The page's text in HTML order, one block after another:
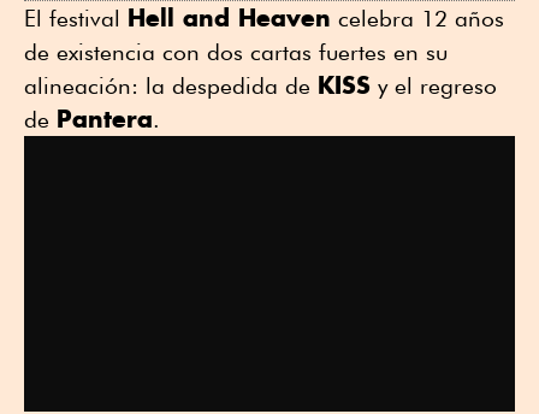
El festival Hell and Heaven celebra 12 años
de existencia con dos cartas fuertes en su
alineación: la despedida de KISS y el regreso
de Pantera.